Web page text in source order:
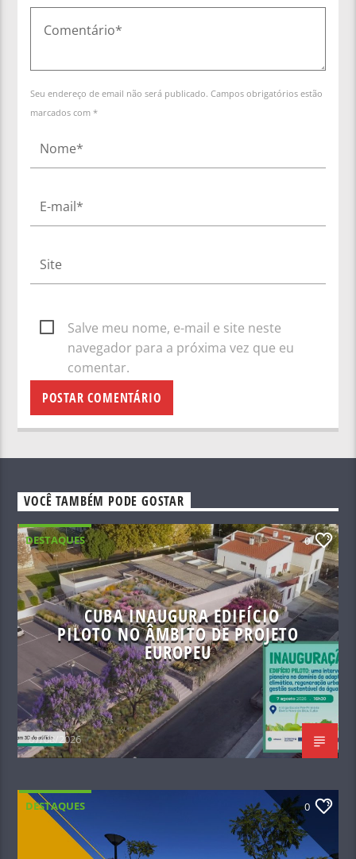
Seu endereço de email não será publicado. Campos obrigatórios estão
marcados com *
Salve meu nome, e-mail e site neste
navegador para a próxima vez que eu
comentar.
VOCÊ TAMBÉM PODE GOSTAR
DESTAQUES 0
CUBA INAUGURA EDIFÍCIO
PILOTO NO ÂMBITO DE PROJETO
EUROPEU
07/08/2026
DESTAQUES 0